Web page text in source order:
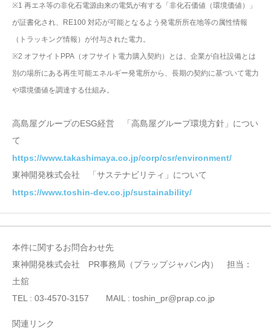
※1 再エネ等の非化石電源由来の電気が有する「非化石価値（環境価値）」
が証書化され、RE100 対応が可能となるよう発電所所在地等の属性情報
（トラッキング情報）が付与された電力。
※2 オフサイトPPA（オフサイト電力購入契約）とは、企業が自社設備とは
別の場所にある再生可能エネルギー発電所から、長期の契約に基づいて電力
や環境価値を調達する仕組み。
高島屋グループのESG経営 「高島屋グループ環境方針」につい
て
https://www.takashimaya.co.jp/corp/csr/environment/
東神開発株式会社 「サステナビリティ」について
https://www.toshin-dev.co.jp/sustainability/
本件に関するお問合わせ先
東神開発株式会社 PR事務局（プラップジャパン内） 担当：
土舘
TEL : 03-4570-3157 MAIL : toshin_pr@prap.co.jp
関連リンク